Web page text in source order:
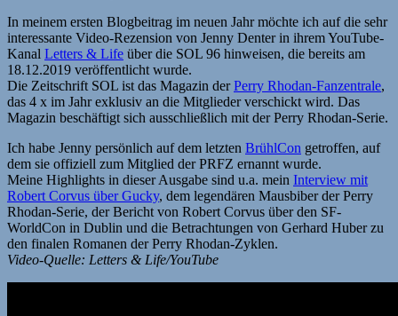
In meinem ersten Blogbeitrag im neuen Jahr möchte ich auf die sehr
interessante Video-Rezension von Jenny Denter in ihrem YouTube-
Kanal Letters & Life über die SOL 96 hinweisen, die bereits am
18.12.2019 veröffentlicht wurde.
Die Zeitschrift SOL ist das Magazin derPerry Rhodan-Fanzentrale,
das 4 x im Jahr exklusiv an die Mitglieder verschickt wird. Das
Magazin beschäftigt sich ausschließlich mit der Perry Rhodan-Serie.
Ich habe Jenny persönlich auf dem letzten BrühlCon getroffen, auf
dem sie offiziell zum Mitglied der PRFZ ernannt wurde.
Meine Highlights in dieser Ausgabe sind u.a. mein Interview mit
Robert Corvus über Gucky, dem legendären Mausbiber der Perry
Rhodan-Serie, der Bericht von Robert Corvus über den SF-
WorldCon in Dublin und die Betrachtungen von Gerhard Huber zu
den finalen Romanen der Perry Rhodan-Zyklen.
Video-Quelle: Letters & Life/YouTube